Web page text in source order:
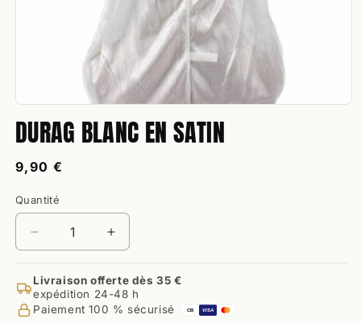
le
média
dans
une
modale
DURAG BLANC EN SATIN
Prix
9,90 €
Quantité
Quantité
Réduire
la
quantité
de
Durag
Augmenter
la
quantité
de
Durag
Livraison offerte dès 35 €
expédition 24-48 h
Paiement 100 % sécurisé
CB VISA